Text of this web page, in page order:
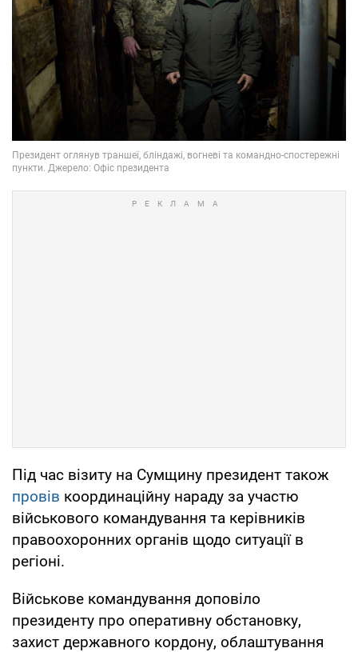
Під час візиту на Сумщину президент також
провів координаційну нараду за участю
військового командування та керівників
правоохоронних органів щодо ситуації в
регіоні.
Військове командування доповіло
президенту про оперативну обстановку,
захист державного кордону, облаштування